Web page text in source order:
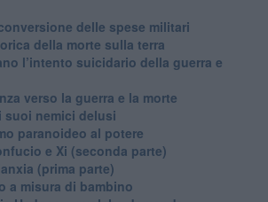
delle spese militari
della morte sulla terra
l’intento suicidario della guerra e
verso la guerra e la morte
suoi nemici delusi
paranoideo al potere
e Xi (seconda parte)
(prima parte)
a misura di bambino